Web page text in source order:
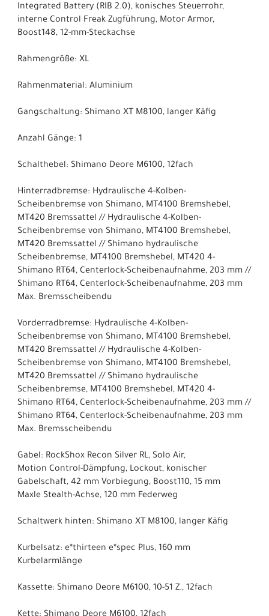
Integrated Battery (RIB 2.0), konisches Steuerrohr,
interne Control Freak Zugführung, Motor Armor,
Boost148, 12-mm-Steckachse
Rahmengröße: XL
Rahmenmaterial: Aluminium
Gangschaltung: Shimano XT M8100, langer Käfig
Anzahl Gänge: 1
Schalthebel: Shimano Deore M6100, 12fach
Hinterradbremse: Hydraulische 4-Kolben-
Scheibenbremse von Shimano, MT4100 Bremshebel,
MT420 Bremssattel // Hydraulische 4-Kolben-
Scheibenbremse von Shimano, MT4100 Bremshebel,
MT420 Bremssattel // Shimano hydraulische
Scheibenbremse, MT4100 Bremshebel, MT420 4-
Shimano RT64, Centerlock-Scheibenaufnahme, 203 mm //
Shimano RT64, Centerlock-Scheibenaufnahme, 203 mm
Max. Bremsscheibendu
Vorderradbremse: Hydraulische 4-Kolben-
Scheibenbremse von Shimano, MT4100 Bremshebel,
MT420 Bremssattel // Hydraulische 4-Kolben-
Scheibenbremse von Shimano, MT4100 Bremshebel,
MT420 Bremssattel // Shimano hydraulische
Scheibenbremse, MT4100 Bremshebel, MT420 4-
Shimano RT64, Centerlock-Scheibenaufnahme, 203 mm //
Shimano RT64, Centerlock-Scheibenaufnahme, 203 mm
Max. Bremsscheibendu
Gabel: RockShox Recon Silver RL, Solo Air,
Motion Control-Dämpfung, Lockout, konischer
Gabelschaft, 42 mm Vorbiegung, Boost110, 15 mm
Maxle Stealth-Achse, 120 mm Federweg
Schaltwerk hinten: Shimano XT M8100, langer Käfig
Kurbelsatz: e*thirteen e*spec Plus, 160 mm
Kurbelarmlänge
Kassette: Shimano Deore M6100, 10-51 Z., 12fach